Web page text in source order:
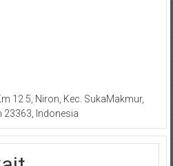
12 5, Niron, Kec. SukaMakmur,
23363, Indonesia